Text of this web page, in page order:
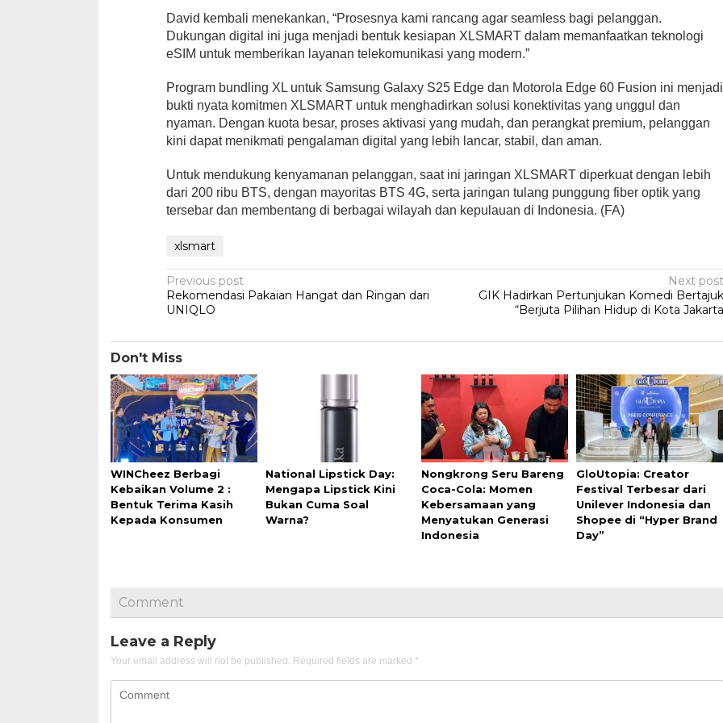
David kembali menekankan, “Prosesnya kami rancang agar seamless bagi pelanggan.
Dukungan digital ini juga menjadi bentuk kesiapan XLSMART dalam memanfaatkan teknologi
eSIM untuk memberikan layanan telekomunikasi yang modern.”
Program bundling XL untuk Samsung Galaxy S25 Edge dan Motorola Edge 60 Fusion ini menjadi
bukti nyata komitmen XLSMART untuk menghadirkan solusi konektivitas yang unggul dan
nyaman. Dengan kuota besar, proses aktivasi yang mudah, dan perangkat premium, pelanggan
kini dapat menikmati pengalaman digital yang lebih lancar, stabil, dan aman.
Untuk mendukung kenyamanan pelanggan, saat ini jaringan XLSMART diperkuat dengan lebih
dari 200 ribu BTS, dengan mayoritas BTS 4G, serta jaringan tulang punggung fiber optik yang
tersebar dan membentang di berbagai wilayah dan kepulauan di Indonesia. (FA)
xlsmart
Post
navigation
Previous post
Rekomendasi Pakaian Hangat dan Ringan dari
UNIQLO
Next post
GIK Hadirkan Pertunjukan Komedi Bertajuk
“Berjuta Pilihan Hidup di Kota Jakarta
Don't Miss
WINCheez Berbagi
Kebaikan Volume 2 :
Bentuk Terima Kasih
Kepada Konsumen
National Lipstick Day:
Mengapa Lipstick Kini
Bukan Cuma Soal
Warna?
Nongkrong Seru Bareng
Coca-Cola: Momen
Kebersamaan yang
Menyatukan Generasi
Indonesia
GloUtopia: Creator
Festival Terbesar dari
Unilever Indonesia dan
Shopee di “Hyper Brand
Day”
Comment
Leave a Reply
Your email address will not be published. Required fields are marked *